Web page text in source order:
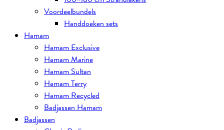
Voordeelbundels
Handdoeken sets
Hamam
Hamam Exclusive
Hamam Marine
Hamam Sultan
Hamam Terry
Hamam Recycled
Badjassen Hamam
Badjassen